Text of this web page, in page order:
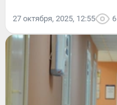
27 октября, 2025, 12:55